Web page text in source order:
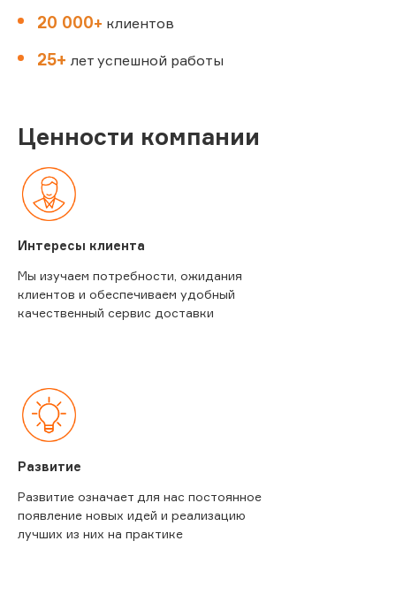
20 000+ клиентов
25+ лет успешной работы
Ценности компании
Интересы клиента
Мы изучаем потребности, ожидания
клиентов и обеспечиваем удобный
качественный сервис доставки
Развитие
Развитие означает для нас постоянное
появление новых идей и реализацию
лучших из них на практике